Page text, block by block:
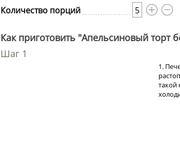
Количество порций 5
Как приготовить "Апельсиновый торт
1.